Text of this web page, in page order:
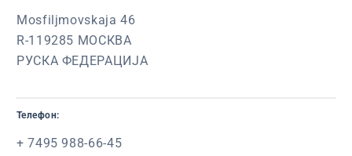
Mosfiljmovskaja 46
R-119285 МОСКВА
РУСКА ФЕДЕРАЦИЈА
Телефон:
+ 7495 988-66-45